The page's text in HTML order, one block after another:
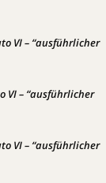
VI – “ausführlicher
VI – “ausführlicher
VI – “ausführlicher